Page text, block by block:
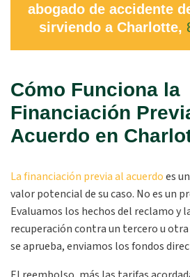
abogado de accidente
sirviendo a Charlotte,
Cómo Funciona la
Financiación
Acuerdo en
La financiación previa al acuerdoes
valor potencial de su caso. No es un
Evaluamos los hechos del reclamo y
recuperación contra un tercero u
se aprueba, enviamos los fondos